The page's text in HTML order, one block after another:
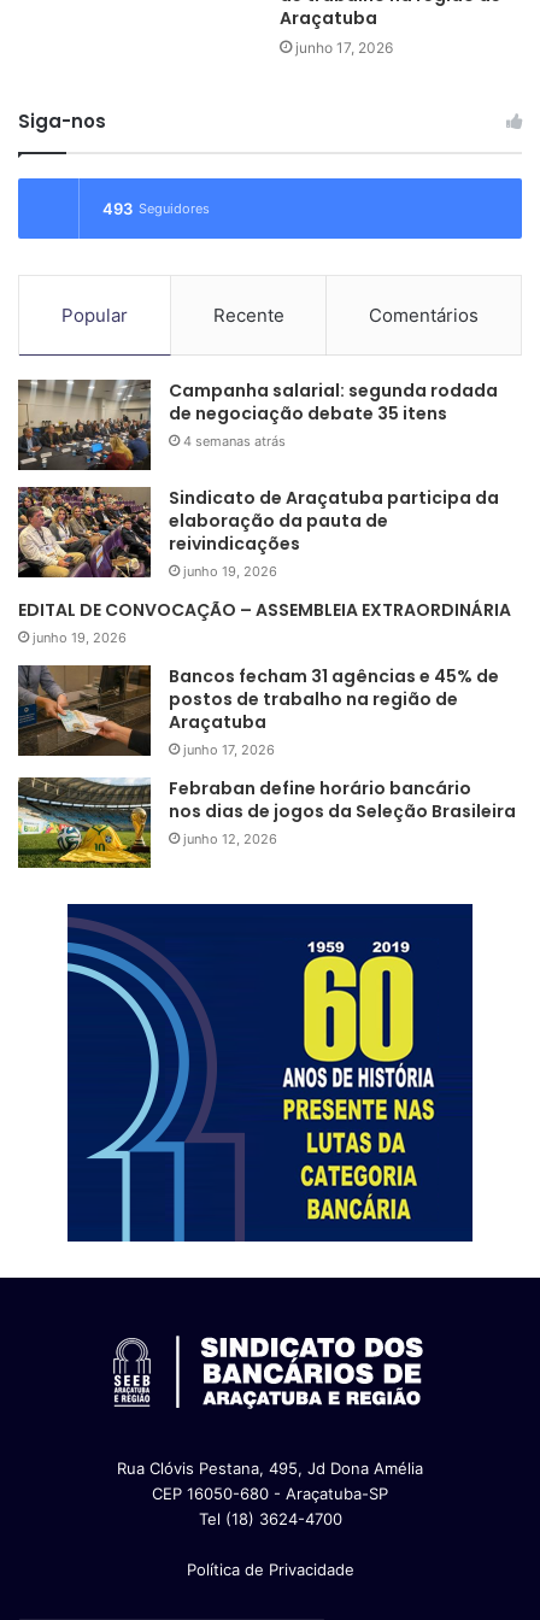
Praia Grande: areia, sol e água salgada a 300 metros da colônia da
Federação dos Trabalhadores em Saúde
Rancho na cidade de Panorama, às margens do Rio Paraná: clube
de campo e pesca, com chalé para famílias
Araçatuba
junho 17, 2026
Siga-nos
493 Seguidores
Popular Recente Comentários
Campanha salarial: segunda rodada
de negociação debate 35 itens
4 semanas atrás
Sindicato de Araçatuba participa da
elaboração da pauta de
reivindicações
junho 19, 2026
EDITAL DE CONVOCAÇÃO – ASSEMBLEIA EXTRAORDINÁRIA
junho 19, 2026
Bancos fecham 31 agências e 45% de
postos de trabalho na região de
Araçatuba
junho 17, 2026
Febraban define horário bancário
nos dias de jogos da Seleção Brasileira
junho 12, 2026
Rua Clóvis Pestana, 495, Jd Dona Amélia
CEP 16050-680 - Araçatuba-SP
Tel (18) 3624-4700
Política de Privacidade